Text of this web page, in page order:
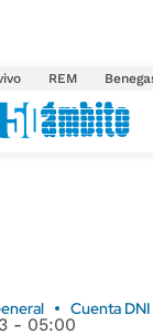
REM
Cuenta DNI
- 05:00